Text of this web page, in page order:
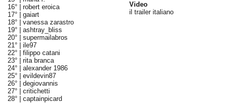
16° | robert eroica
17° | gaiart
18° | vanessa zarastro
19° | ashtray_bliss
20° | supermailabros
21° | ile97
22° | filippo catani
23° | rita branca
24° | alexander 1986
25° | evildevin87
26° | degiovannis
27° | critichetti
28° | captainpicard
Video
il trailer italiano